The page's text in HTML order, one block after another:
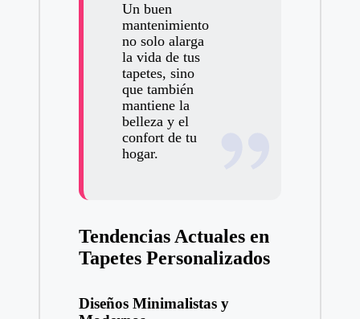
Un buen
mantenimiento
no solo alarga
la vida de tus
tapetes, sino
que también
mantiene la
belleza y el
confort de tu
hogar.
Tendencias Actuales en
Tapetes Personalizados
Diseños Minimalistas y